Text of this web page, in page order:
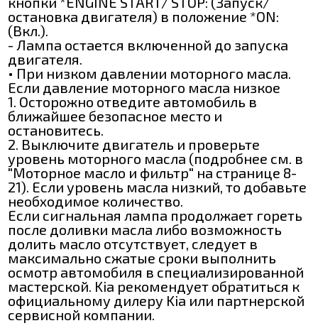
остановка двигателя) в положение *ON:
(Вкл.).
- Лампа остается включенной до запуска
двигателя.
• При низком давлении моторного масла.
Если давление моторного масла низкое
1. Осторожно отведите автомобиль в
ближайшее безопасное место и
остановитесь.
2. Выключите двигатель и проверьте
уровень моторного масла (подробнее см. в
"Моторное масло и фильтр" на странице 8-
21). Если уровень масла низкий, то добавьте
необходимое количество.
Если сигнальная лампа продолжает гореть
после доливки масла либо возможность
долить масло отсутствует, следует в
максимально сжатые сроки выполнить
осмотр автомобиля в специализированной
мастерской. Kia рекомендует обратиться к
официальному дилеру Kia или партнерской
сервисной компании.